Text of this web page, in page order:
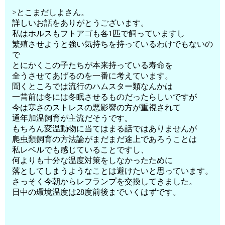
>とこまだしよさん。
詳しいお話をありがとうございます。
私はホルスもフトアゴも各1匹で飼っていますし
繁殖させようと強い気持ちを持っているわけでもないの
で
とにかくこの子たちが本来持っている寿命を
全うさせてあげるのを一番に考えています。
聞くところでは流行のハムスター類なんかは
一昔前は冬には冬眠させるものだったらしいですが
今は寒さのストレスの悪影響の方が重視されて
通年加温飼育が主流だそうです。
もちろん変温動物に当てはまる話ではありませんが
爬虫類飼育の方法論がまだまだ途上であろうことは
私レベルでも感じていることですし、
何よりも十分な温度対策をしなかったために
落としてしまうようなことは避けたいと思っています。
さっそく今朝からレフランプを交換してきました。
日中の環境温度は28度前後までいくはずです。